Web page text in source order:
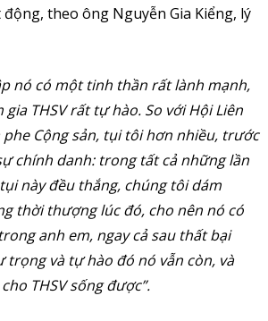
theo ông Nguyễn Gia Kiểng, lý
nó có một tinh thần rất lành mạnh,
THSV rất tự hào. So với Hội Liên
phe Cộng sản, tụi tôi hơn nhiều, trước
chính danh: trong tất cả những lần
này đều thắng, chúng tôi dám
thời thượng lúc đó, cho nên nó có
anh em, ngay cả sau thất bại
trọng và tự hào đó nó vẫn còn, và
THSV sống được”.